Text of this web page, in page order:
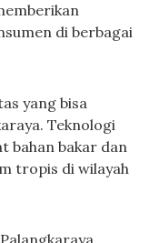
di berbagai
yang bisa
Teknologi
bahan bakar dan
tropis di wilayah